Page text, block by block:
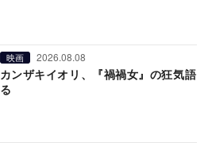
映画 2026.08.08
カンザキイオリ、『禍禍女』の狂気語
る